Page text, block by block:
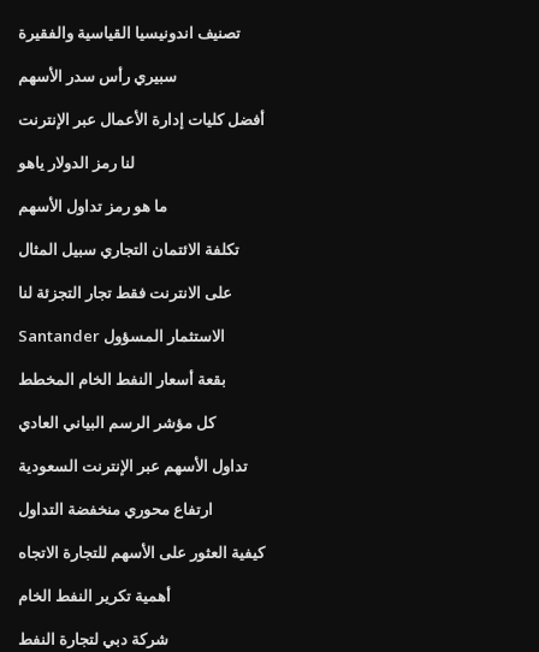
تصنيف اندونيسيا القياسية والفقيرة
سبيري رأس سدر الأسهم
أفضل كليات إدارة الأعمال عبر الإنترنت
لنا رمز الدولار ياهو
ما هو رمز تداول الأسهم
تكلفة الائتمان التجاري سبيل المثال
على الانترنت فقط تجار التجزئة لنا
Santander الاستثمار المسؤول
بقعة أسعار النفط الخام المخطط
كل مؤشر الرسم البياني العادي
تداول الأسهم عبر الإنترنت السعودية
ارتفاع محوري منخفضة التداول
كيفية العثور على الأسهم للتجارة الاتجاه
أهمية تكرير النفط الخام
شركة دبي لتجارة النفط